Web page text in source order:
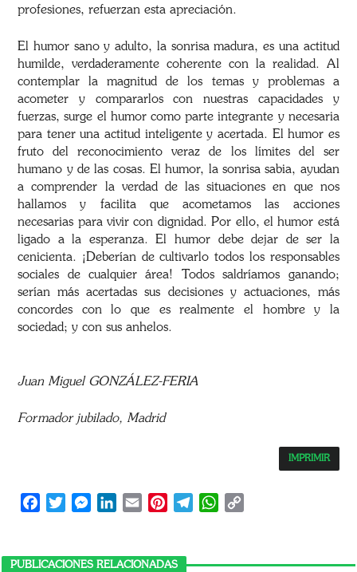
profesiones, refuerzan esta apreciación.
El humor sano y adulto, la sonrisa madura, es una actitud
humilde, verdaderamente coherente con la realidad. Al
contemplar la magnitud de los temas y problemas a
acometer y compararlos con nuestras capacidades y
fuerzas, surge el humor como parte integrante y necesaria
para tener una actitud inteligente y acertada. El humor es
fruto del reconocimiento veraz de los límites del ser
humano y de las cosas. El humor, la sonrisa sabia, ayudan
a comprender la verdad de las situaciones en que nos
hallamos y facilita que acometamos las acciones
necesarias para vivir con dignidad. Por ello, el humor está
ligado a la esperanza. El humor debe dejar de ser la
cenicienta. ¡Deberían de cultivarlo todos los responsables
sociales de cualquier área! Todos saldríamos ganando;
serían más acertadas sus decisiones y actuaciones, más
concordes con lo que es realmente el hombre y la
sociedad; y con sus anhelos.
Juan Miguel GONZÁLEZ-FERIA
Formador jubilado, Madrid
IMPRIMIR
FacebookTwitterMessengerLinkedIn
Email PinterestTelegramWhatsApp
PUBLICACIONES RELACIONADAS